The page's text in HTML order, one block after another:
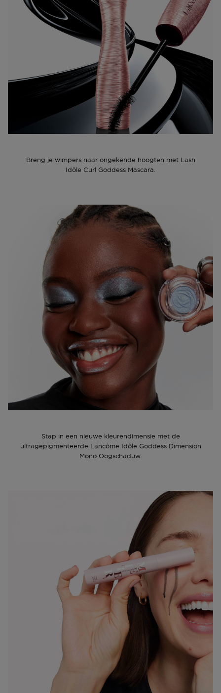
Breng je wimpers naar ongekende hoogten met Lash
Idôle Curl Goddess Mascara.
Stap in een nieuwe kleurendimensie met de
ultragepigmenteerde Lancôme Idôle Goddess Dimension
Mono Oogschaduw.